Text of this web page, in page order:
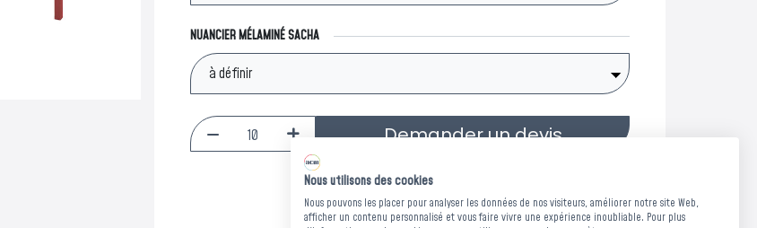
NUANCIER MÉLAMINÉ SACHA
Demander un devis
Nous utilisons des cookies
Nous pouvons les placer pour analyser les données de nos visiteurs, améliorer notre site Web,
afficher un contenu personnalisé et vous faire vivre une expérience inoubliable. Pour plus